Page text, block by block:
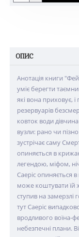
ОПИС
Анотація книги
уміє берегти
які вона приховує,
резервуарів
ковток води
вузли: рано чи
зустрічає саму
опиняється в
легендою, міфом,
Саеріс опиняється
може коштувати їй
ступив на замерзлі
тут Саеріс
вродливого воїна-
небезпечні плани.